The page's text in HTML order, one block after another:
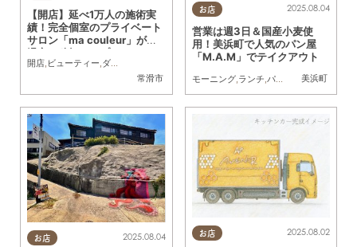
常滑市
【開店】延べ1万人の施術実
績！完全個室のプライベート
サロン「ma couleur」が常
滑市に移転オープン
開店, ビューティー,ダイエット おひとりさま
お店
美浜町
2025.08.04
営業は週3日＆国産小麦使
用！美浜町で人気のパン屋
「M.A.M」でテイクアウト
モーニング,ランチ,パン テイクアウト
お店 2025.08.04 お店 2025.08.02